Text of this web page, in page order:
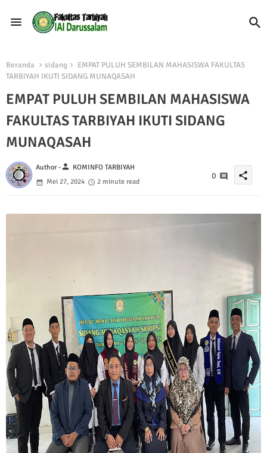
Beranda sidang
EMPAT PULUH SEMBILAN MAHASISWA FAKULTAS
TARBIYAH IKUTI SIDANG MUNAQASAH
EMPAT PULUH SEMBILAN MAHASISWA
FAKULTAS TARBIYAH IKUTI SIDANG
MUNAQASAH
Author -person KOMINFO TARBIYAH
Mei 27, 2024
2 minute read
0 share